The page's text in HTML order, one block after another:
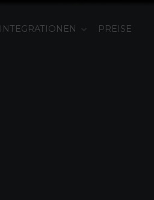
INTEGRATIONEN PREISE